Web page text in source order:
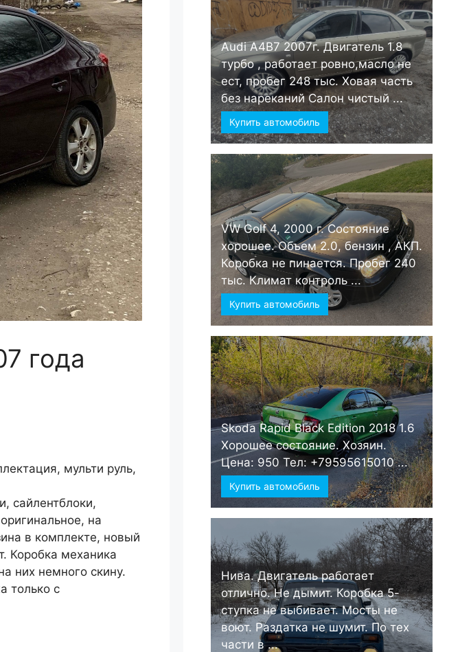
года
мульти руль,
сайлентблоки,
на
в комплекте, новый
Коробка механика
них немного скину.
только с
Audi А4B7 2007г. Двигатель 1.8
турбо , работает ровно,масло не
ест, пробег 248 тыс. Ховая часть
без нареканий Салон чистый ...
Купить автомобиль
VW Golf 4, 2000 г. Состояние
хорошее. Объем 2.0, бензин , АКП.
Коробка не пинается. Пробег 240
тыс. Климат контроль ...
Купить автомобиль
Skoda Rapid Black Edition 2018 1.6
Хорошее состояние. Хозяин.
Цена: 950 Тел: +79595615010 ...
Купить автомобиль
Нива. Двигатель работает
отлично. Не дымит. Коробка 5-
ступка не выбивает. Мосты не
воют. Раздатка не шумит. По тех
части в ...